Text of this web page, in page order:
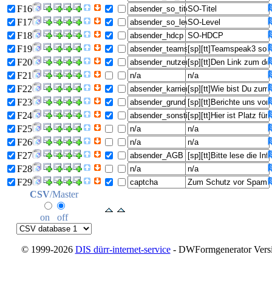
F16
F17
F18
F19
F20
F21
F22
F23
F24
F25
F26
F27
F28
F29
CSV/Master
on off
© 1999-2026 DIS dürr-internet-service- DWFormgenerator